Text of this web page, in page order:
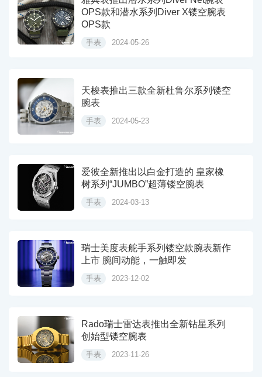
OPS款和潜水系列Diver X镂空腕表
OPS款
手表 2024-05-26
天梭表推出三款全新杜鲁尔系列镂空
腕表
手表 2024-05-23
爱彼全新推出以白金打造的 皇家橡
树系列“JUMBO”超薄镂空腕表
手表 2024-03-13
瑞士美度表舵手系列镂空款腕表新作
上市 腕间动能，一触即发
手表 2023-12-02
Rado瑞士雷达表推出全新钻星系列
创始型镂空腕表
手表 2023-11-26